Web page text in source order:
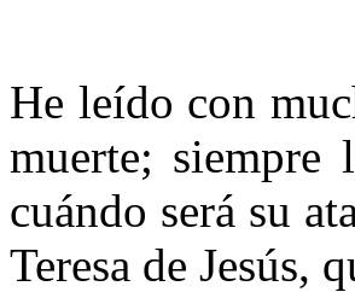
He leído con
muerte; siempre
cuándo será su
Teresa de Jesús,